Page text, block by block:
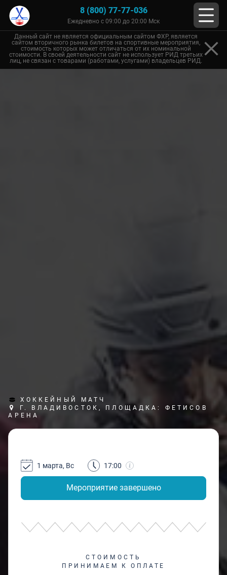
8 (800) 77-77-036
Ежедневно с 09:00 до 20:00 Мск
Данный сайт не является официальным сайтом ФХР, является
сайтом вторичного рынка билетов на спортивные мероприятия,
стоимость которых может отличаться от их номинальной
стоимости. В своей деятельности сайт не использует РИД третьих
лиц, не связан с товарами (работами, услугами) владельцев РИД.
ХОККЕЙНЫЙ МАТЧ
Г. ВЛАДИВОСТОК, ПЛОЩАДКА: ФЕТИСОВ
АРЕНА
Мероприятие завершено
1 марта, Вс 17:00
СТОИМОСТЬ
ПРИНИМАЕМ К ОПЛАТЕ